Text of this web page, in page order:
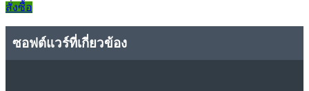
สั่งซื้อ
ซอฟต์แวร์ที่เกี่ยวข้อง